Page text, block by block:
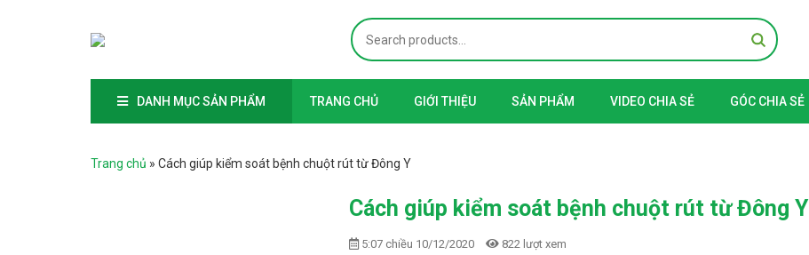
DANH MỤC SẢN PHẨM TRANG CHỦ GIỚI THIỆU SẢN PHẨM VIDEO CHIA SẺ GÓC CHIA SẺ
Trang chủ » Cách giúp kiểm soát bệnh chuột rút từ Đông Y
Cách giúp kiểm soát bệnh chuột rút từ Đông Y
5:07 chiều 10/12/2020 822 lượt xem